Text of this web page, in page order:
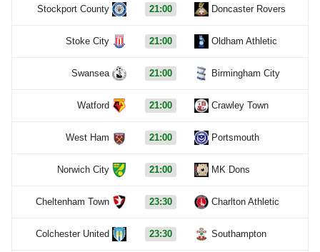
Stockport County 21:00 Doncaster Rovers
Stoke City 21:00 Oldham Athletic
Swansea 21:00 Birmingham City
Watford 21:00 Crawley Town
West Ham 21:00 Portsmouth
Norwich City 21:00 MK Dons
Cheltenham Town 23:30 Charlton Athletic
Colchester United 23:30 Southampton